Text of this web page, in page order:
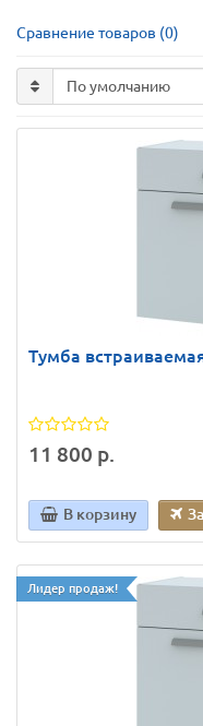
Сравнение товаров (0)
Тумба
11 800 р.
В корзину
Лидер продаж!